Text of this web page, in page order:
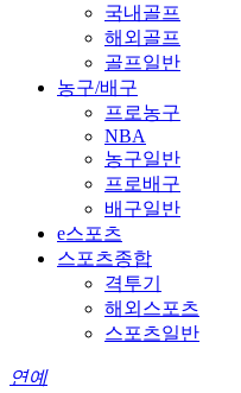
국내골프
해외골프
골프일반
농구/배구
프로농구
NBA
농구일반
프로배구
배구일반
e스포츠
스포츠종합
격투기
해외스포츠
스포츠일반
연예